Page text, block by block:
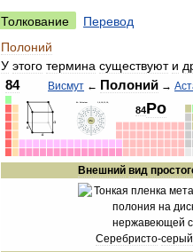
Толкование
Перевод
Полоний
У этого термина существуют и
84
Висмут ← Полоний →
84Po
Внешний вид
Серебристо-серый